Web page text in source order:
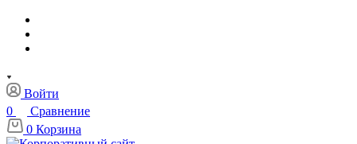
Войти
0
Сравнение
0 Корзина